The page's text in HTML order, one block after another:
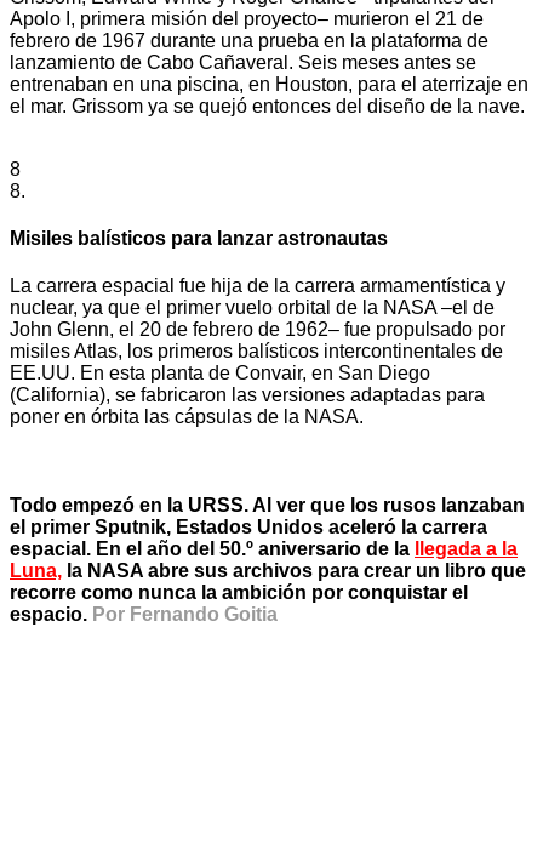
Apolo I, primera misión del proyecto– murieron el 21 de
febrero de 1967 durante una prueba en la plataforma de
lanzamiento de Cabo Cañaveral. Seis meses antes se
entrenaban en una piscina, en Houston, para el aterrizaje en
el mar. Grissom ya se quejó entonces del diseño de la nave.
8
8.
Misiles balísticos para lanzar astronautas
La carrera espacial fue hija de la carrera armamentística y
nuclear, ya que el primer vuelo orbital de la NASA –el de
John Glenn, el 20 de febrero de 1962– fue propulsado por
misiles Atlas, los primeros balísticos intercontinentales de
EE.UU. En esta planta de Convair, en San Diego
(California), se fabricaron las versiones adaptadas para
poner en órbita las cápsulas de la NASA.
Todo empezó en la URSS. Al ver que los rusos lanzaban
el primer Sputnik, Estados Unidos aceleró la carrera
espacial. En el año del 50.º aniversario de la
llegada a la
Luna, la NASA abre sus archivos para crear un libro que
recorre como nunca la ambición por conquistar el
espacio. Por Fernando Goitia